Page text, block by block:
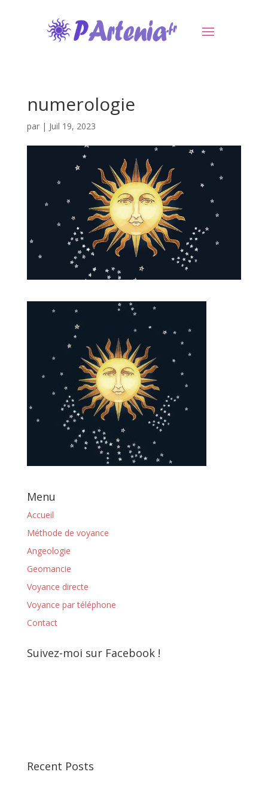
numerologie
par | Juil 19, 2023
Menu
Accueil
Méthode de voyance
Angeologie
Geomancie
Voyance directe
Voyance par téléphone
Contact
Suivez-moi sur Facebook !
Recent Posts